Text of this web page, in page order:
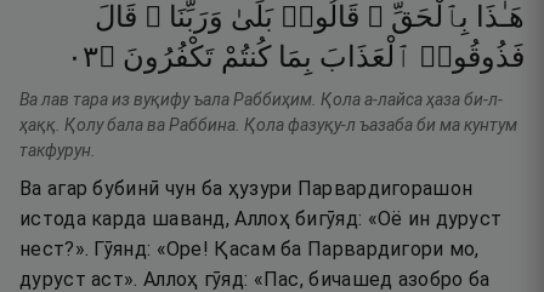
هَـٰذَا
بِٱلْحَقِّ ۚ قَالُوا۟ بَلَىٰ وَرَبِّنَا ۚ قَالَ
فَذُوقُوا۟ ٱلْعَذَابَ بِمَا كُنتُمْ تَكْفُرُونَ ۝٣٠
Ва лав тара из вуқифу ъала Раббиҳим. Қола а-лайса ҳаза би-л-
ҳаққ. Қолу бала ва Раббина. Қола фазуқу-л ъазаба би ма кунтум
такфурун.
Ва агар бубинӣ чун ба ҳузури Парвардигорашон
истода карда шаванд, Аллоҳ бигӯяд: «Оё ин дуруст
нест?». Гӯянд: «Оре! Қасам ба Парвардигори мо,
дуруст аст». Аллоҳ гӯяд: «Пас, бичашед азобро ба